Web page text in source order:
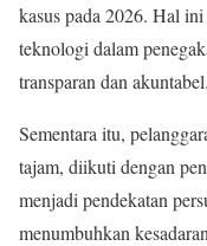
kasus pada 2026. Hal
teknologi dalam
transparan dan akuntabel.
Sementara itu,
tajam, diikuti dengan
menjadi pendekatan
menumbuhkan